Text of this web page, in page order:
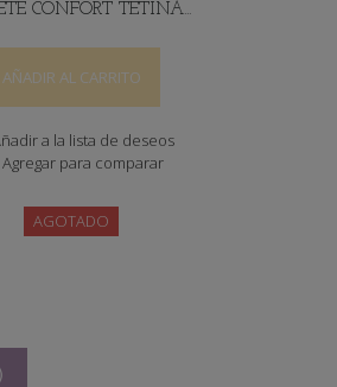
CONFORT TETINA...
AÑADIR AL CARRITO
a la lista de deseos
Agregar para comparar
AGOTADO
)